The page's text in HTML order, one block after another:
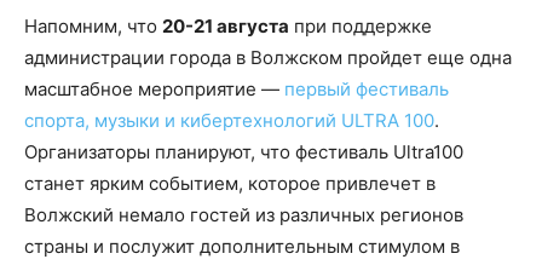
Напомним, что 20-21 августа при поддержке
администрации города в Волжском пройдет еще одна
масштабное мероприятие — первый фестиваль
спорта, музыки и кибертехнологий ULTRA 100.
Организаторы планируют, что фестиваль Ultra100
станет ярким событием, которое привлечет в
Волжский немало гостей из различных регионов
страны и послужит дополнительным стимулом в